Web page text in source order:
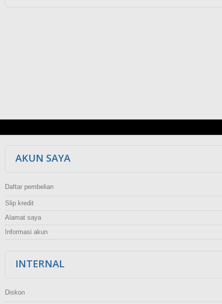
AKUN SAYA
Daftar pembelian
Slip kredit
Alamat saya
Informasi akun
INTERNAL
Diskon